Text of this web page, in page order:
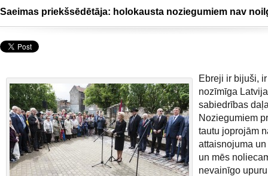
Saeimas priekšsēdētāja: holokausta noziegumiem nav
Ebreji ir bijuši,
nozīmīga
sabiedrības
Noziegumiem
tautu joprojām
attaisnojuma
un mēs
nevainīgo